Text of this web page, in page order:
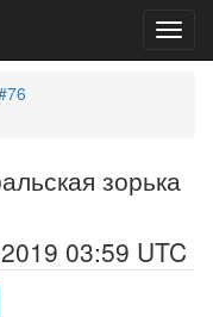
зорька
03:59 UTC